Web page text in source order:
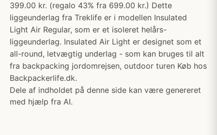
399.00 kr. (regalo 43% fra 699.00 kr.) Dette
liggeunderlag fra Treklife er i modellen Insulated
Light Air Regular, som er et isoleret helårs-
liggeunderlag. Insulated Air Light er designet som et
all-round, letvægtig underlag - som kan bruges til alt
fra backpacking jordomrejsen, outdoor turen Køb hos
Backpackerlife.dk.
Dele af indholdet på denne side kan være genereret
med hjælp fra AI.